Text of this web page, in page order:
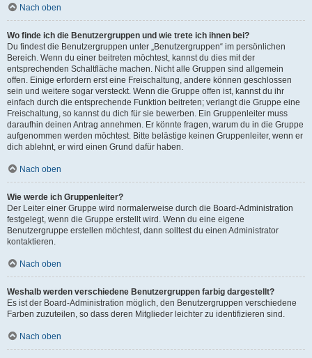
Nach oben
Wo finde ich die Benutzergruppen und wie trete ich ihnen bei?
Du findest die Benutzergruppen unter „Benutzergruppen“ im persönlichen
Bereich. Wenn du einer beitreten möchtest, kannst du dies mit der
entsprechenden Schaltfläche machen. Nicht alle Gruppen sind allgemein
offen. Einige erfordern erst eine Freischaltung, andere können geschlossen
sein und weitere sogar versteckt. Wenn die Gruppe offen ist, kannst du ihr
einfach durch die entsprechende Funktion beitreten; verlangt die Gruppe eine
Freischaltung, so kannst du dich für sie bewerben. Ein Gruppenleiter muss
daraufhin deinen Antrag annehmen. Er könnte fragen, warum du in die Gruppe
aufgenommen werden möchtest. Bitte belästige keinen Gruppenleiter, wenn er
dich ablehnt, er wird einen Grund dafür haben.
Nach oben
Wie werde ich Gruppenleiter?
Der Leiter einer Gruppe wird normalerweise durch die Board-Administration
festgelegt, wenn die Gruppe erstellt wird. Wenn du eine eigene
Benutzergruppe erstellen möchtest, dann solltest du einen Administrator
kontaktieren.
Nach oben
Weshalb werden verschiedene Benutzergruppen farbig dargestellt?
Es ist der Board-Administration möglich, den Benutzergruppen verschiedene
Farben zuzuteilen, so dass deren Mitglieder leichter zu identifizieren sind.
Nach oben